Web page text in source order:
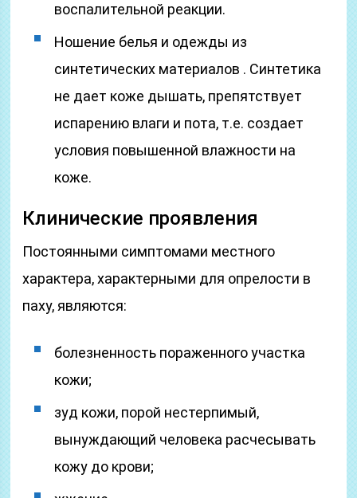
воспалительной реакции.
Ношение белья и одежды из
синтетических материалов . Синтетика
не дает коже дышать, препятствует
испарению влаги и пота, т.е. создает
условия повышенной влажности на
коже.
Клинические проявления
Постоянными симптомами местного
характера, характерными для опрелости в
паху, являются:
болезненность пораженного участка
кожи;
зуд кожи, порой нестерпимый,
вынуждающий человека расчесывать
кожу до крови;